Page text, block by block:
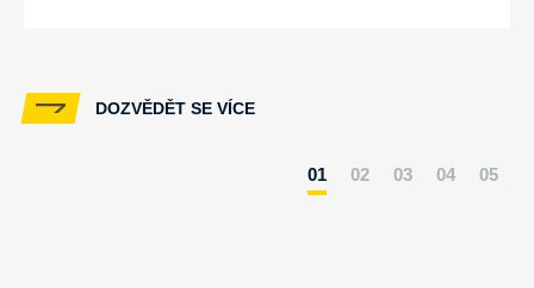
DOZVĚDĚT SE VÍCE
01 02 03 04 05